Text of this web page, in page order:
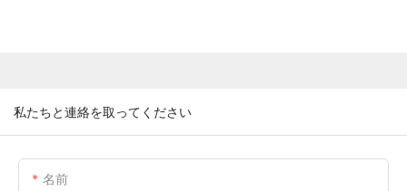
私たちと連絡を取ってください
名前